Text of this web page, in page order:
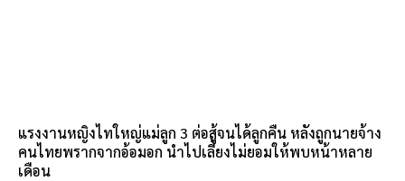
แรงงานหญิงไทใหญ่แม่ลูก 3 ต่อสู้จนได้ลูกคืน หลังถูกนายจ้าง
คนไทยพรากจากอ้อมอก นำไปเลี้ยงไม่ยอมให้พบหน้าหลาย
เดือน